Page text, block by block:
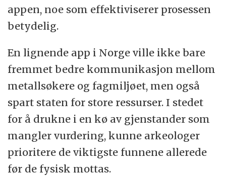
appen, noe som effektiviserer prosessen
betydelig.
En lignende app i Norge ville ikke bare
fremmet bedre kommunikasjon mellom
metallsøkere og fagmiljøet, men også
spart staten for store ressurser. I stedet
for å drukne i en kø av gjenstander som
mangler vurdering, kunne arkeologer
prioritere de viktigste funnene allerede
før de fysisk mottas.